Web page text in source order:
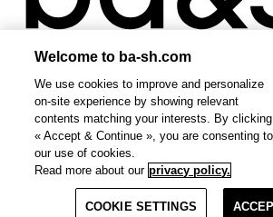
Plan du site
Les incontournables ba&sh Open Les incontournables
Les
Le denim ba&shOpen Le denim ba&sh Les jupes
Les mailles ba&sh Open Les mailles ba&shLes vestes
Les robes ba&shOpen Les robes ba&sh Les sacs
Welcome to ba-sh.com
We use cookies to improve and personalize
on-site experience by showing relevant
contents matching your interests. By clicking
« Accept & Continue », you are consenting to
our use of cookies.
Read more about our privacy policy.
COOKIE SETTINGS